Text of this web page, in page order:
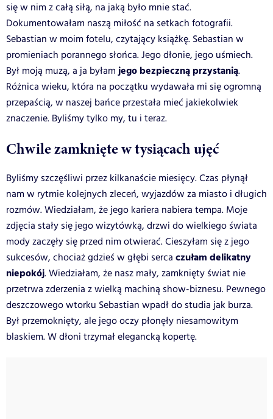
się w nim z całą siłą, na jaką było mnie stać.
Dokumentowałam naszą miłość na setkach fotografii.
Sebastian w moim fotelu, czytający książkę. Sebastian w
promieniach porannego słońca. Jego dłonie, jego uśmiech.
Był moją muzą, a ja byłamjego bezpieczną przystanią.
Różnica wieku, która na początku wydawała mi się ogromną
przepaścią, w naszej bańce przestała mieć jakiekolwiek
znaczenie. Byliśmy tylko my, tu i teraz.
Chwile zamknięte w tysiącach ujęć
Byliśmy szczęśliwi przez kilkanaście miesięcy. Czas płynął
nam w rytmie kolejnych zleceń, wyjazdów za miasto i długich
rozmów. Wiedziałam, że jego kariera nabiera tempa. Moje
zdjęcia stały się jego wizytówką, drzwi do wielkiego świata
mody zaczęły się przed nim otwierać. Cieszyłam się z jego
sukcesów, chociaż gdzieś w głębi serca czułam delikatny
niepokój. Wiedziałam, że nasz mały, zamknięty świat nie
przetrwa zderzenia z wielką machiną show-biznesu. Pewnego
deszczowego wtorku Sebastian wpadł do studia jak burza.
Był przemoknięty, ale jego oczy płonęły niesamowitym
blaskiem. W dłoni trzymał elegancką kopertę.